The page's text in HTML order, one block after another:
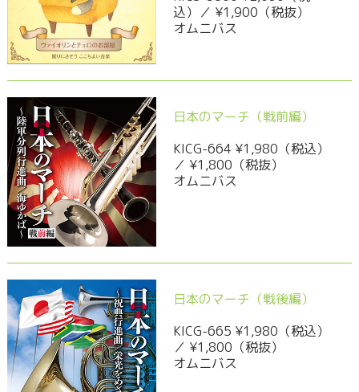
込）／ ¥1,900（税抜）
オムニバス
日本のマーチ（戦前編）
KICG-664 ¥1,980（税込）
／ ¥1,800（税抜）
オムニバス
日本のマーチ（戦後編）
KICG-665 ¥1,980（税込）
／ ¥1,800（税抜）
オムニバス